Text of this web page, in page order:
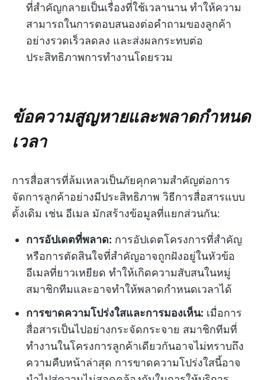
ที่สำคัญกลายเป็นเรื่องที่ใช้เวลานาน ทำให้ความ
สามารถในการตอบสนองต่อคำถามของลูกค้า
อย่างรวดเร็วลดลง และส่งผลกระทบต่อ
ประสิทธิภาพการทำงานโดยรวม
ข้อความสูญหายและพลาดกำหนด
เวลา
การสื่อสารที่ล้มเหลวเป็นภัยคุกคามสำคัญต่อการ
จัดการลูกค้าอย่างมีประสิทธิภาพ วิธีการสื่อสารแบบ
ดั้งเดิม เช่น อีเมล มักสร้างข้อมูลที่แยกส่วนกัน:
การอัปเดตที่พลาด: การอัปเดตโครงการที่สำคัญ
หรือการตัดสินใจที่สำคัญอาจถูกฝังอยู่ในหัวข้อ
อีเมลที่ยาวเหยียด ทำให้เกิดความสับสนในหมู่
สมาชิกทีมและอาจทำให้พลาดกำหนดเวลาได้
การขาดความโปร่งใสและการมองเห็น: เมื่อการ
สื่อสารเป็นไปอย่างกระจัดกระจาย สมาชิกทีมที่
ทำงานในโครงการลูกค้าเดียวกันอาจไม่ทราบถึง
ความคืบหน้าล่าสุด การขาดความโปร่งใสนี้อาจ